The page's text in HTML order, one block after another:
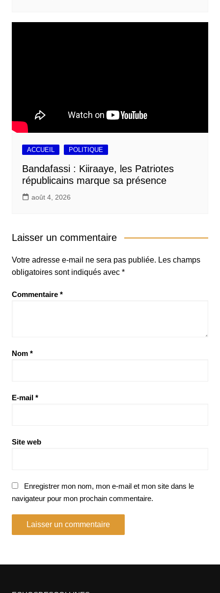
ACCUEIL POLITIQUE
Bandafassi : Kiiraaye, les Patriotes
républicains marque sa présence
août 4, 2026
Laisser un commentaire
Votre adresse e-mail ne sera pas publiée. Les champs
obligatoires sont indiqués avec *
Commentaire *
Nom *
E-mail *
Site web
Enregistrer mon nom, mon e-mail et mon site dans le
navigateur pour mon prochain commentaire.